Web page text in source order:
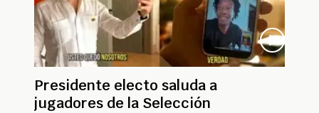
Presidente electo saluda a
jugadores de la Selección